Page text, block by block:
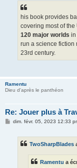
his book provides
covering most of
120 major worlds in
run a science fiction
23rd century.
Ramentu
Dieu d'après le panthéon
Re: Jouer plus à
Mdim. févr. 05, 2023 12:33
TwoSharpBlades
Ramentu a